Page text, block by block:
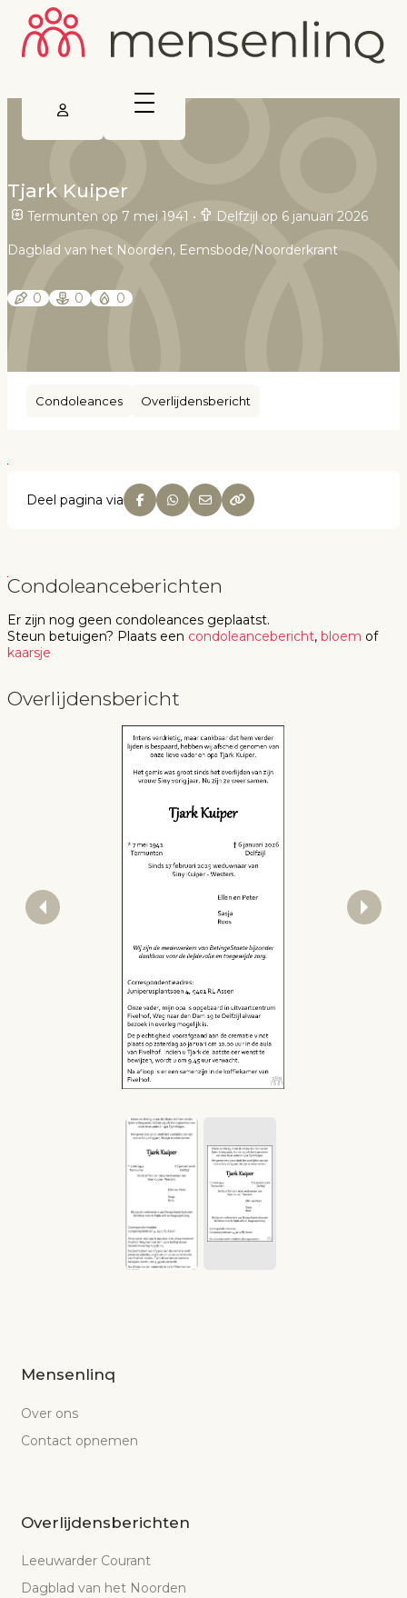
Tjark Kuiper
Termunten op 7 mei 1941 • Delfzijl op 6 januari 2026
Dagblad van het Noorden, Eemsbode/Noorderkrant
0 0 0
Condoleances Overlijdensbericht
Deel pagina via
Condoleanceberichten
Er zijn nog geen condoleances geplaatst.
Steun betuigen? Plaats een condoleancebericht, bloem of
kaarsje
Overlijdensbericht
Mensenlinq
Over ons
Contact opnemen
Overlijdensberichten
Leeuwarder Courant
Dagblad van het Noorden